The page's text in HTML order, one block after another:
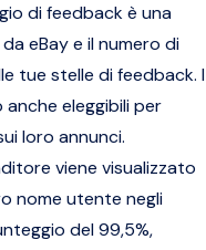
di feedback è una
eBay e il numero di
tue stelle di feedback. I
eleggibili per
loro annunci.
viene visualizzato
nome utente negli
del 99,5%,